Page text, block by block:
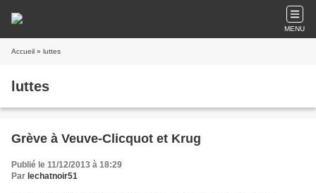
MENU
Accueil » luttes
luttes
Grève à Veuve-Clicquot et Krug
Publié le 11/12/2013 à 18:29
Par lechatnoir51